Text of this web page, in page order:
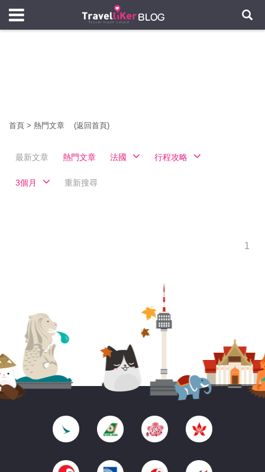
首頁 > 熱門文章 (返回首頁)
最新文章 熱門文章 法國 行程攻略
3個月 重新搜尋
1